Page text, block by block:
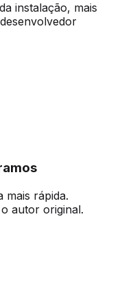
instalação, mais
mais rápida.
autor original.